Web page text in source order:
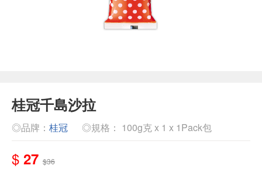
桂冠千島沙拉
◎品牌： 桂冠 ◎規格： 100g克 x 1 x 1Pack包
$ 27 $36